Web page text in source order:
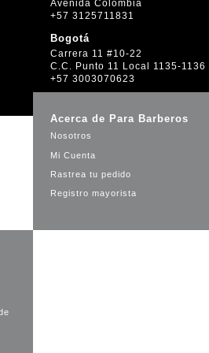
Avenida Colombia
+57 3125711831
Bogotá
Carrera 11 #10-22
C.C. Punto 11 Local 1135-1136
+57 3003070623
Acerca de Para Barberos
Nosotros
Mi Cuenta
Rastrea tu pedido
Registro mayorista